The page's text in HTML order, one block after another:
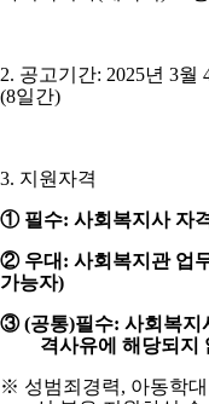
2. 공고기간: 2025년 3월
(8일간)
3. 지원자격
① 필수: 사회복지사 자
② 우대 : 사회복지관 업
가능자)
③(공통)필수: 사회복지
격사유에 해당되지
※ 성범죄경력, 아동학대